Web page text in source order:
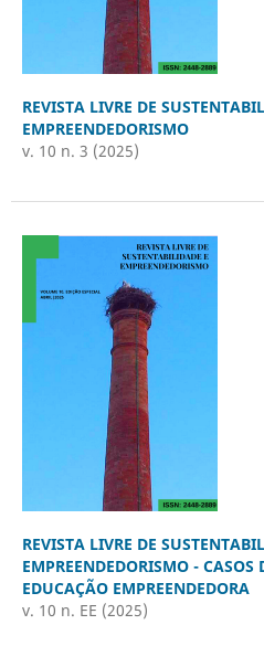
REVISTA LIVRE DE
EMPREENDEDORISMO
v. 10 n. 3 (2025)
REVISTA LIVRE DE
EMPREENDEDORISMO -
EDUCAÇÃO EMPREENDEDORA
v. 10 n. EE (2025)